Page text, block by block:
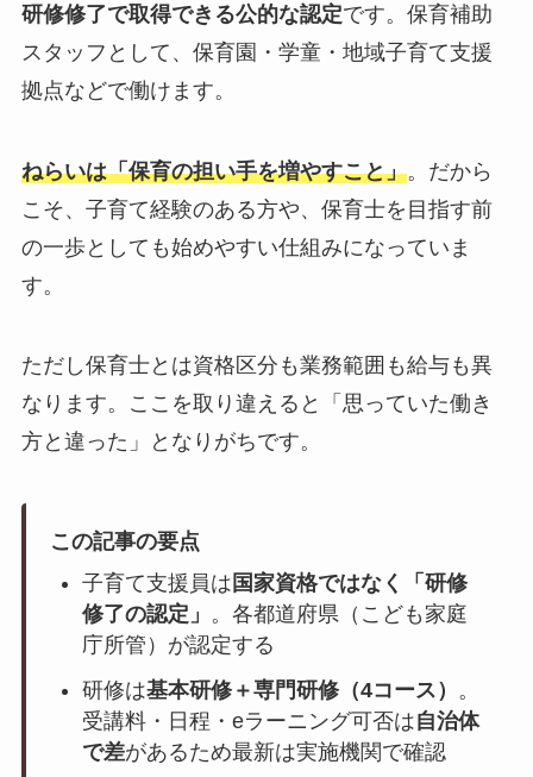
研修修了で取得できる公的な認定です。保育補助
スタッフとして、保育園・学童・地域子育て支援
拠点などで働けます。
ねらいは「保育の担い手を増やすこと」。だから
こそ、子育て経験のある方や、保育士を目指す前
の一歩としても始めやすい仕組みになっていま
す。
ただし保育士とは資格区分も業務範囲も給与も異
なります。ここを取り違えると「思っていた働き
方と違った」となりがちです。
この記事の要点
子育て支援員は 国家資格ではなく「研修
修了の認定」 。各都道府県（こども家庭
庁所管）が認定する
研修は基本研修＋専門研修（4コース） 。
受講料・日程・eラーニング可否は自治体
で差があるため最新は実施機関で確認